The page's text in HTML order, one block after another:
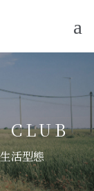
CLUB
活型態